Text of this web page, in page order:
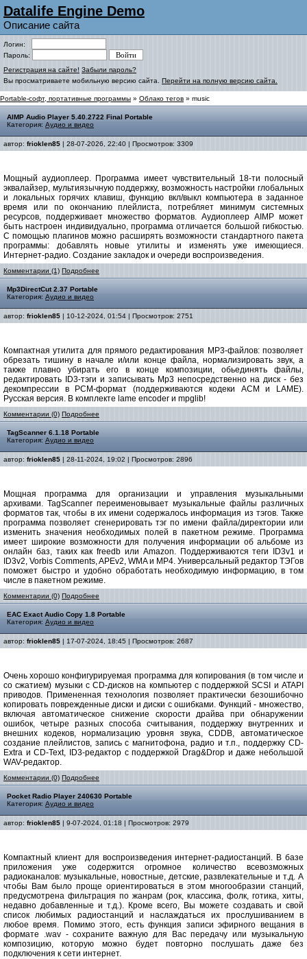
Datalife Engine Demo
Описание сайта
Логин:
Пароль:
Регистрация на сайте! Забыли пароль?
Вы просматриваете мобильную версию сайта. Перейти на полную версию сайта.
Portable-софт, портативные программы » Облако тегов » music
AIMP Audio Player 5.40.2722 Final Portable
Категория: Аудио и видео
автор: frioklen85 | 28-07-2026, 22:40 | Просмотров: 3309
Мощный аудиоплеер. Программа имеет чувствительный 18-ти полосный
эквалайзер, мультиязычную поддержку, возможность настройки глобальных
и локальных горячих клавиш, функцию вкл/выкл компьютера в заданное
время или по окончанию плейлиста, потребляет минимум системных
ресурсов, поддерживает множество форматов. Аудиоплеер AIMP может
быть настроен индивидуально, программа отличается большой гибкостью.
С помощью плагинов можно расширять возможности стандартного пакета
программы: добавлять новые утилиты и изменять уже имеющиеся.
Интернет-радио. Создание закладок и очереди воспроизведения.
Комментарии (1) Подробнее
Mp3DirectCut 2.37 Portable
Категория: Аудио и видео
автор: frioklen85 | 10-12-2024, 01:54 | Просмотров: 2751
Компактная утилита для прямого редактирования MP3-файлов: позволяет
обрезать тишину в начале и/или конце файла, нормализировать звук, а
также плавно убирать его в конце композиции, обьединять файлы,
редактировать ID3-тэги и записывать Mp3 непосредственно на диск - без
декомпрессии в PCM-формат (поддерживаются кодеки ACM и LAME).
Русская версия. В комплекте lame encoder и mpglib!
Комментарии (0) Подробнее
TagScanner 6.1.18 Portable
Категория: Аудио и видео
автор: frioklen85 | 28-11-2024, 19:02 | Просмотров: 2896
Мощная программа для организации и управления музыкальными
архивами. TagScanner переименовывает музыкальные файлы различных
форматов так, чтобы в их имени содержалось информация из тэгов. Также
программа позволяет сгенерировать тэг по имени файла/директории или
изменить значения необходимых полей в пакетном режиме. Программа
имеет широкие возможности для получения информации об альбоме из
онлайн баз, таких как freedb или Amazon. Поддерживаются теги ID3v1 и
ID3v2, Vorbis Comments, APEv2, WMA и MP4. Универсальный редактор ТЭГов
поможет быстро и удобно обработать необходимую информацию, в том
числе в пакетном режиме.
Комментарии (0) Подробнее
EAC Exact Audio Copy 1.8 Portable
Категория: Аудио и видео
автор: frioklen85 | 17-07-2024, 18:45 | Просмотров: 2687
Очень хорошо конфигурируемая программа для копирования (в том числе и
со сжатием) музыки с CD-дисков на компьютер с поддержкой SCSI и ATAPI
приводов. Примененная технология позволяет практически безошибочно
копировать поврежденные диски и диски с ошибками. Функций - множество,
включая автоматическое снижение скорости драйва при обнаружении
ошибок, четыре разных способа считывания, поддержку внутренних и
внешних кодеков, нормализацию уровня звука, CDDB, автоматическое
создание плейлистов, запись с магнитофона, радио и т.п., поддержку CD-
Extra и CD-Text, ID3-редактор с поддержкой Drag&Drop и даже небольшой
WAV-редактор.
Комментарии (0) Подробнее
Pocket Radio Player 240630 Portable
Категория: Аудио и видео
автор: frioklen85 | 9-07-2024, 01:18 | Просмотров: 2979
Компактный клиент для воспроизведения интернет-радиостанций. В базе
приложения уже содержится огромное количество всевозможных
радиоканалов: музыкальные, новостные, детские, развлекательные и т.д. А
чтобы Вам было проще ориентироваться в этом многообразии станций,
предусмотрена фильтрация по жанрам (рок, классика, фолк, готика, хиты,
недавно добавленные и т.д.). Кроме всего, Вы можете создавать и свой
список любимых радиостанций и наслаждаться их прослушиванием в
любое время. Помимо этого, есть функция записи эфирного вещания в
формате .wav - сохраните важную для Вас передачу или музыкальную
композицию, которую можно будет повторно послушать даже без
подключения к сети интернет.